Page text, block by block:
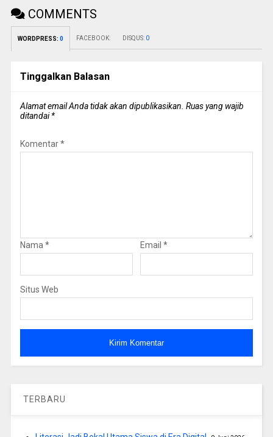
COMMENTS
WORDPRESS: 0 FACEBOOK: DISQUS: 0
Tinggalkan Balasan
Alamat email Anda tidak akan dipublikasikan. Ruas yang wajib
ditandai*
Komentar*
Nama * Email *
Situs Web
TERBARU